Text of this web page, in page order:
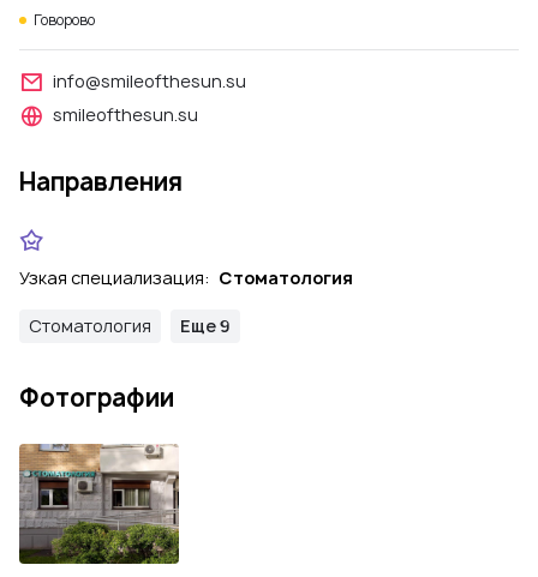
Говорово
info@smileofthesun.su
smileofthesun.su
Направления
Узкая специализация: Стоматология
Стоматология Еще 9
Фотографии